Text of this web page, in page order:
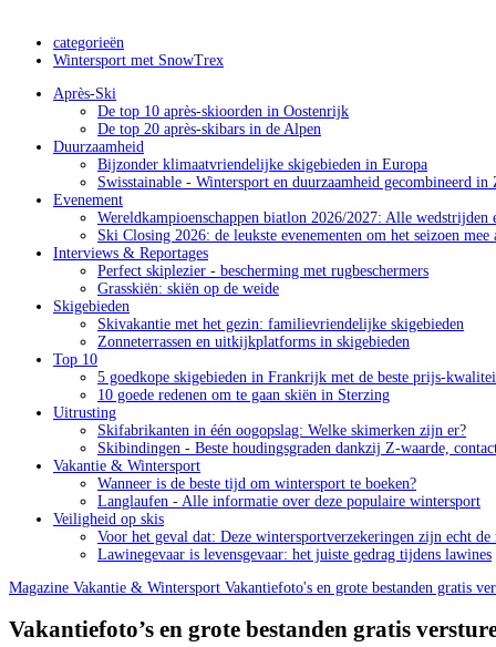
categorieën
Wintersport met SnowTrex
Après-Ski
De top 10 après-skioorden in Oostenrijk
De top 20 après-skibars in de Alpen
Duurzaamheid
Bijzonder klimaatvriendelijke skigebieden in Europa
Swisstainable - Wintersport en duurzaamheid gecombineerd in
Evenement
Wereldkampioenschappen biatlon 2026/2027: Alle wedstrijden
Ski Closing 2026: de leukste evenementen om het seizoen mee
Interviews & Reportages
Perfect skiplezier - bescherming met rugbeschermers
Grasskiën: skiën op de weide
Skigebieden
Skivakantie met het gezin: familievriendelijke skigebieden
Zonneterrassen en uitkijkplatforms in skigebieden
Top 10
5 goedkope skigebieden in Frankrijk met de beste prijs-
10 goede redenen om te gaan skiën in Sterzing
Uitrusting
Skifabrikanten in één oogopslag: Welke skimerken zijn er?
Skibindingen - Beste houdingsgraden dankzij Z-waarde,
Vakantie & Wintersport
Wanneer is de beste tijd om wintersport te boeken?
Langlaufen - Alle informatie over deze populaire wintersport
Veiligheid op skis
Voor het geval dat: Deze wintersportverzekeringen zijn echt de
Lawinegevaar is levensgevaar: het juiste gedrag tijdens lawines
Magazine Vakantie & Wintersport Vakantiefoto's en grote bestanden gratis
Vakantiefoto’s en grote bestanden gratis